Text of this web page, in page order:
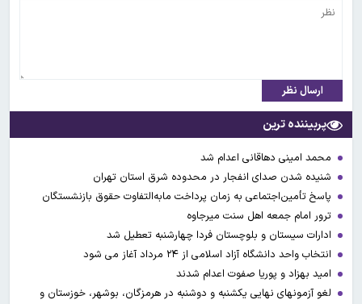
ارسال نظر
پربیننده ترین
محمد امینی دهاقانی اعدام شد
شنیده شدن صدای انفجار در محدوده شرق استان تهران
پاسخ تأمین‌اجتماعی به زمان پرداخت مابه‌التفاوت حقوق بازنشستگان
ترور امام جمعه اهل سنت میرجاوه
ادارات سیستان و بلوچستان فردا چهارشنبه تعطیل شد
انتخاب واحد دانشگاه آزاد اسلامی از ۲۴ مرداد آغاز می شود
امید بهزاد و پوریا صفوت اعدام شدند
لغو آزمونهای نهایی یکشنبه و دوشنبه در هرمزگان، بوشهر، خوزستان و